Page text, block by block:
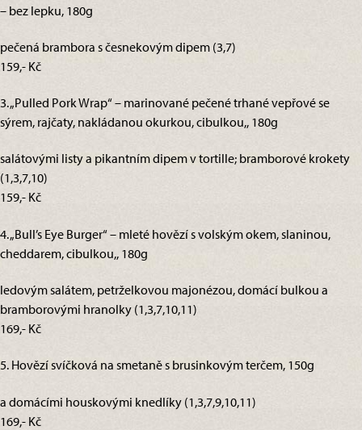
– bez lepku, 180g
pečená brambora s česnekovým dipem (3,7)
159,- Kč
3. „Pulled Pork Wrap“ – marinované pečené trhané vepřové se
sýrem, rajčaty, nakládanou okurkou, cibulkou,, 180g
salátovými listy a pikantním dipem v tortille; bramborové krokety
(1,3,7,10)
159,- Kč
4. „Bull’s Eye Burger“ – mleté hovězí s volským okem, slaninou,
cheddarem, cibulkou,, 180g
ledovým salátem, petrželkovou majonézou, domácí bulkou a
bramborovými hranolky (1,3,7,10,11)
169,- Kč
5. Hovězí svíčková na smetaně s brusinkovým terčem, 150g
a domácími houskovými knedlíky (1,3,7,9,10,11)
169,- Kč